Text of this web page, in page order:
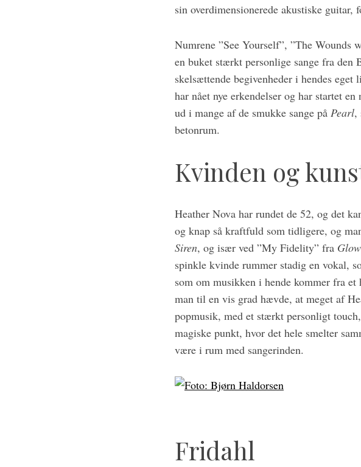
sin overdimensionerede akustiske
Numrene ”See Yourself”, ”The Wounds
en buket stærkt personlige sange fra den
skelsættende begivenheder i hendes
har nået nye erkendelser og har startet
ud i mange af de smukke sange på Pearl,
betonrum.
Kvinden og
Heather Nova har rundet de 52, og det
og knap så kraftfuld som tidligere, og
Siren, og især ved ”My Fidelity” fra
spinkle kvinde rummer stadig en vokal,
som om musikken i hende kommer fra
man til en vis grad hævde, at meget af
popmusik, med et stærkt personligt
magiske punkt, hvor det hele smelter
være i rum med sangerinden.
Fridahl